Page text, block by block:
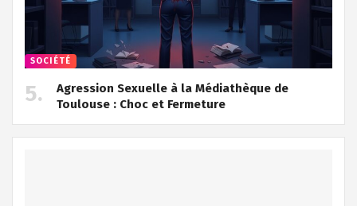
SOCIÉTÉ
Agression Sexuelle à la Médiathèque de
Toulouse : Choc et Fermeture